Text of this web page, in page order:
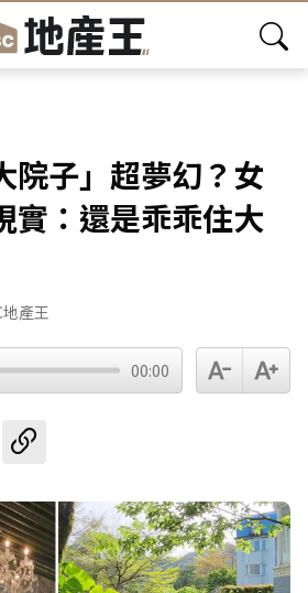
院子」超夢幻？女
實：還是乖乖住大
產王
00:00